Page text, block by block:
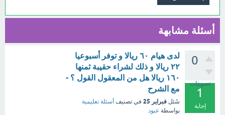
أسئلة مشابهة
0
تصويتات
1
إجابة
لدى هيام ٦٠ ريالا و توفر أسبوعيا
٢٢ ريالا و ذلك لشراء حقيبة ثمنها
١٦٠ ريالا هل من المعقول القول ؟ -
مع الشرح
سُئل فبراير 25 في تصنيف أسئلة تعليمية
بواسطة عبود